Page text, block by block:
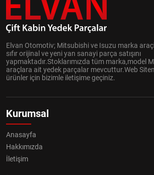
Elvan Otomotiv; Mitsubishi ve Isuzu marka
sıfır orijinal ve yeni yan sanayi parça satışını
yapmaktadır.Stoklarımızda tüm marka,model
araçlara ait yedek parçalar mevcuttur.Web
ürünler için bizimle iletişime geçiniz.
Kurumsal
Anasayfa
Hakkımızda
İletişim